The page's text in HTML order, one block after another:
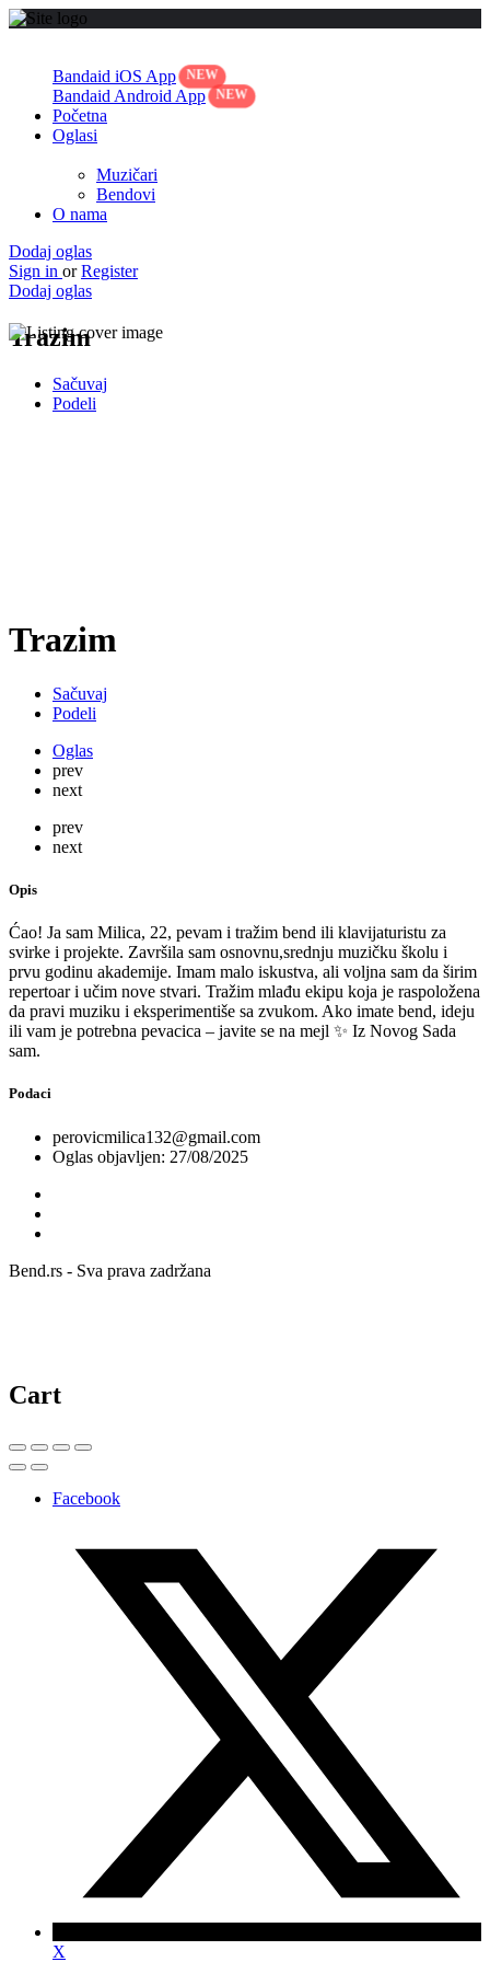
Bandaid iOS App
Bandaid Android App
Početna
Oglasi
Muzičari
Bendovi
O nama
Dodaj oglas
Sign in or Register
Dodaj oglas
Trazim
Sačuvaj
Podeli
Trazim
Sačuvaj
Podeli
Oglas
prev
next
prev
next
Opis
Ćao! Ja sam Milica, 22, pevam i tražim bend ili klavijaturistu za
svirke i projekte. Završila sam osnovnu,srednju muzičku školu i
prvu godinu akademije. Imam malo iskustva, ali voljna sam da širim
repertoar i učim nove stvari. Tražim mlađu ekipu koja je raspoložena
da pravi muziku i eksperimentiše sa zvukom. Ako imate bend, ideju
ili vam je potrebna pevacica – javite se na mejl ✨ Iz Novog Sada
sam.
Podaci
perovicmilica132@gmail.com
Oglas objavljen: 27/08/2025
Bend.rs - Sva prava zadržana
Cart
Facebook
X